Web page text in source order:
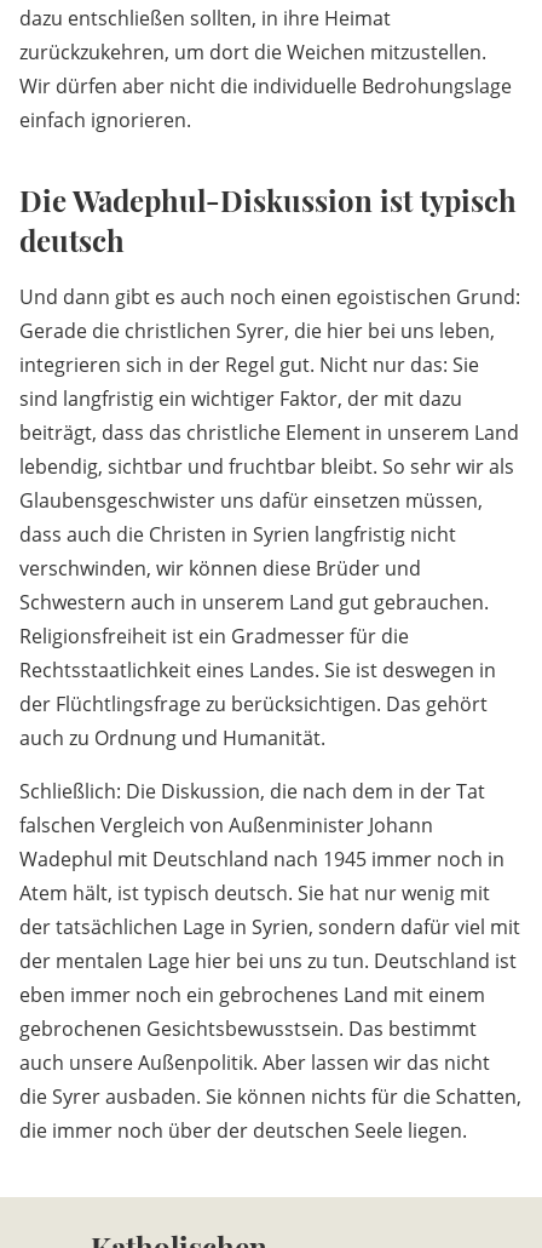
dazu entschließen sollten, in ihre Heimat
zurückzukehren, um dort die Weichen mitzustellen.
Wir dürfen aber nicht die individuelle Bedrohungslage
einfach ignorieren.
Die Wadephul-Diskussion ist typisch
deutsch
Und dann gibt es auch noch einen egoistischen Grund:
Gerade die christlichen Syrer, die hier bei uns leben,
integrieren sich in der Regel gut. Nicht nur das: Sie
sind langfristig ein wichtiger Faktor, der mit dazu
beiträgt, dass das christliche Element in unserem Land
lebendig, sichtbar und fruchtbar bleibt. So sehr wir als
Glaubensgeschwister uns dafür einsetzen müssen,
dass auch die Christen in Syrien langfristig nicht
verschwinden, wir können diese Brüder und
Schwestern auch in unserem Land gut gebrauchen.
Religionsfreiheit ist ein Gradmesser für die
Rechtsstaatlichkeit eines Landes. Sie ist deswegen in
der Flüchtlingsfrage zu berücksichtigen. Das gehört
auch zu Ordnung und Humanität.
Schließlich: Die Diskussion, die nach dem in der Tat
falschen Vergleich von Außenminister Johann
Wadephul mit Deutschland nach 1945 immer noch in
Atem hält, ist typisch deutsch. Sie hat nur wenig mit
der tatsächlichen Lage in Syrien, sondern dafür viel mit
der mentalen Lage hier bei uns zu tun. Deutschland ist
eben immer noch ein gebrochenes Land mit einem
gebrochenen Gesichtsbewusstsein. Das bestimmt
auch unsere Außenpolitik. Aber lassen wir das nicht
die Syrer ausbaden. Sie können nichts für die Schatten,
die immer noch über der deutschen Seele liegen.